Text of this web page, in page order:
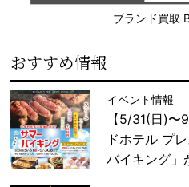
ブランド買取
おすすめ情報
イベント情報
【5/31(日)
ドホテル プ
バイキング」